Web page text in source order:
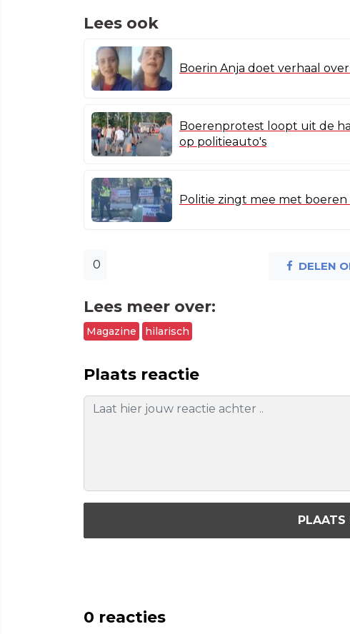
Lees ook
Boerin Anja doet verhaal
Boerenprotest loopt uit de
op politieauto's
Politie zingt mee met boeren
0 DELEN
Lees meer over:
Magazine hilarisch
Plaats reactie
PLAATS
0 reacties